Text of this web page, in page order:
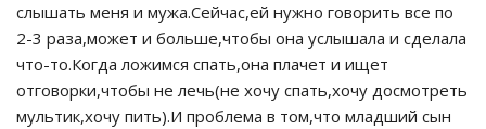
слышать меня и мужа.Сейчас,ей нужно говорить все по
2-3 раза,может и больше,чтобы она услышала и сделала
что-то.Когда ложимся спать,она плачет и ищет
отговорки,чтобы не лечь(не хочу спать,хочу досмотреть
мультик,хочу пить).И проблема в том,что младший сын